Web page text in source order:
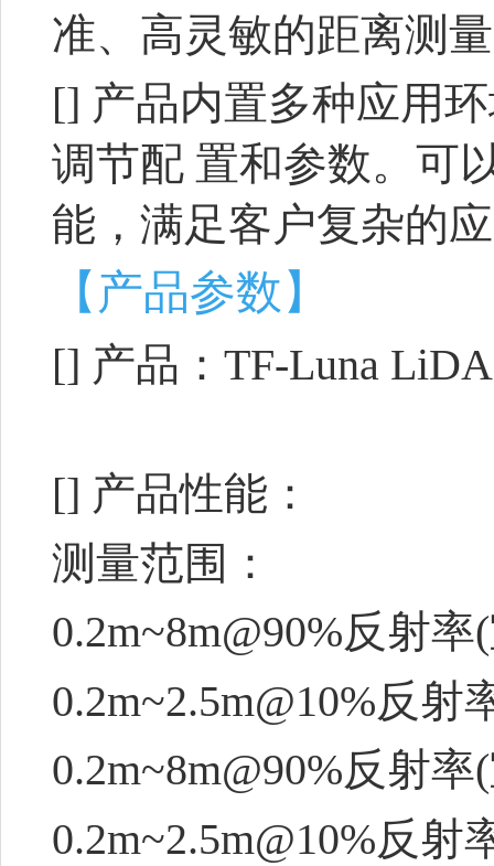
准、高灵敏的距离测
[] 产品内置多种应用
调节配 置和参数。可
能，满足客户复杂的
【产品参数】
[] 产品：TF-Luna
[] 产品性能：
测量范围：
0.2m~8m@90%反射
0.2m~2.5m@10%反射
0.2m~8m@90%反射
0.2m~2.5m@10%反射